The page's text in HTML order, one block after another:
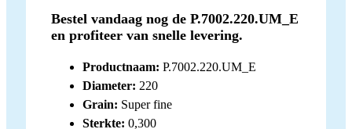
Bestel vandaag nog de P.7002.220.UM_E
en profiteer van snelle levering.
Productnaam: P.7002.220.UM_E
Diameter: 220
Grain: Super fine
Sterkte: 0,300